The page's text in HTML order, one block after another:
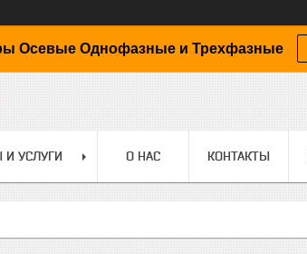
Осевые Однофазные и Трехфазные
И УСЛУГИ О НАС КОНТАКТЫ